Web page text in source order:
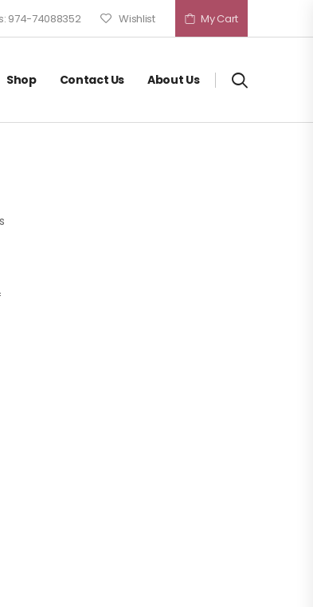
974-74088352 Wishlist My Cart
Shop Contact Us About Us